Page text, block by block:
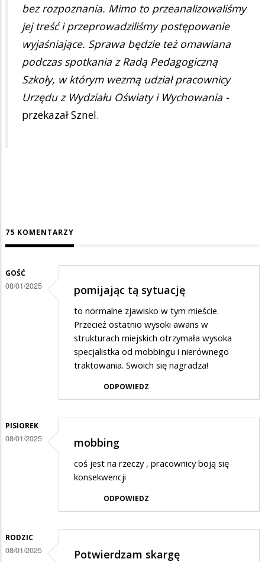
bez rozpoznania. Mimo to przeanalizowaliśmy
jej treść i przeprowadziliśmy postępowanie
wyjaśniające. Sprawa będzie też omawiana
podczas spotkania z Radą Pedagogiczną
Szkoły, w którym wezmą udział pracownicy
Urzędu z Wydziału Oświaty i Wychowania -
przekazał Sznel.
75 KOMENTARZY
GOŚĆ
08/01/2025 pomijając tą sytuację
to normalne zjawisko w tym mieście.
Przecież ostatnio wysoki awans w
strukturach miejskich otrzymała wysoka
specjalistka od mobbingu i nierównego
traktowania. Swoich się nagradza!
ODPOWIEDZ
PISIOREK
08/01/2025 mobbing
coś jest na rzeczy , pracownicy boją się
konsekwencji
ODPOWIEDZ
RODZIC
08/01/2025 Potwierdzam skargę